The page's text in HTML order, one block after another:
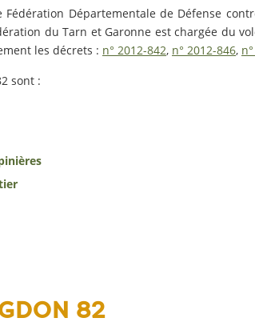
Fédération Départementale de Défense
du Tarn et Garonne est chargée du
les décrets : n° 2012-842, n° 2012-846,
sont :
82